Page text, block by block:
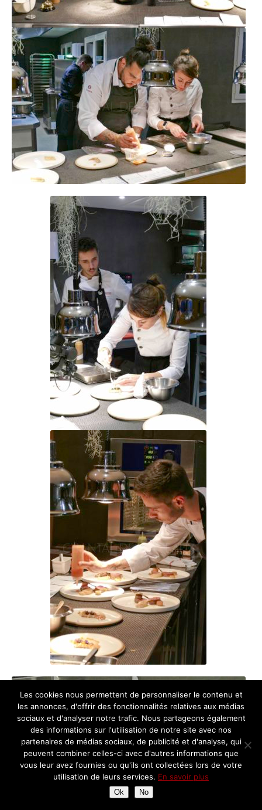
Les cookies nous permettent de personnaliser le contenu et
les annonces, d'offrir des fonctionnalités relatives aux médias
sociaux et d'analyser notre trafic. Nous partageons également
des informations sur l'utilisation de notre site avec nos
partenaires de médias sociaux, de publicité et d'analyse, qui
peuvent combiner celles-ci avec d'autres informations que
vous leur avez fournies ou qu'ils ont collectées lors de votre
utilisation de leurs services. En savoir plus
Ok No